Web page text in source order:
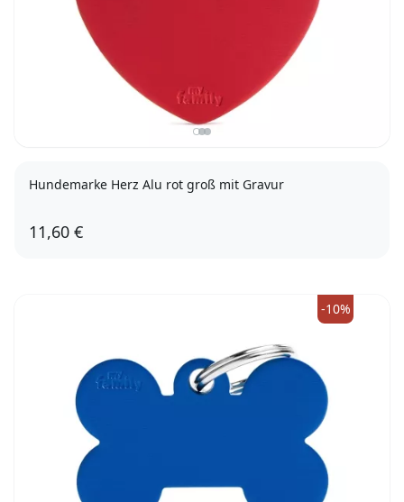
Hundemarke Herz Alu rot groß mit Gravur
11,60 €
-10%